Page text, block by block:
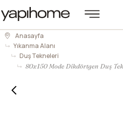
Anasayfa
Yıkanma Alanı
Duş Tekneleri
80x150 Mode Dikdörtgen Duş